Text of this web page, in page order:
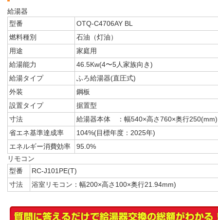
給湯器
型番
OTQ-C4706AY BL
燃料種別
石油（灯油）
用途
家庭用
給湯能力
46.5Kw(4〜5人家族向き)
給湯タイプ
ふろ給湯器(直圧式)
外装
鋼板
設置タイプ
据置型
寸法
給湯器本体 ：幅540×高さ760×奥行250(mm)
省エネ基準達成率
104%(目標年度：2025年)
エネルギー消費効率
95.0%
リモコン
型番
RC-J101PE(T)
寸法
浴室リモコン：幅200×高さ100×奥行21.94mm)